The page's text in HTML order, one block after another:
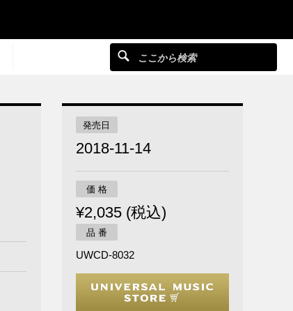
発売日
2018-11-14
価 格
¥2,035 (税込)
品 番
UWCD-8032